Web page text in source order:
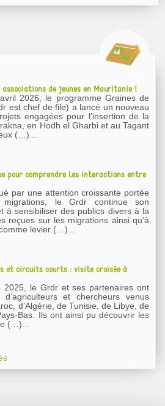
de jeunes en Mauritanie !
2026, le programme Graines de
est chef de file) a lancé un nouveau
engagées pour l’insertion de la
en Hodh el Gharbi et au Tagant
(…)...
pour comprendre les interactions entre
par une attention croissante portée
le Grdr continue son
à sensibiliser des publics divers à la
reçues sur les migrations ainsi qu’à
levier (…)...
et circuits courts : visite croisée à
2025, le Grdr et ses partenaires ont
et chercheurs venus
d’Algérie, de Tunisie, de Libye, de
Bas. Ils ont ainsi pu découvrir les
(…)...